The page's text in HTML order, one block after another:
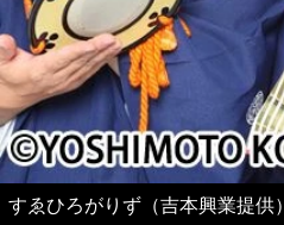
すゑひろがりず（吉本興業提供）